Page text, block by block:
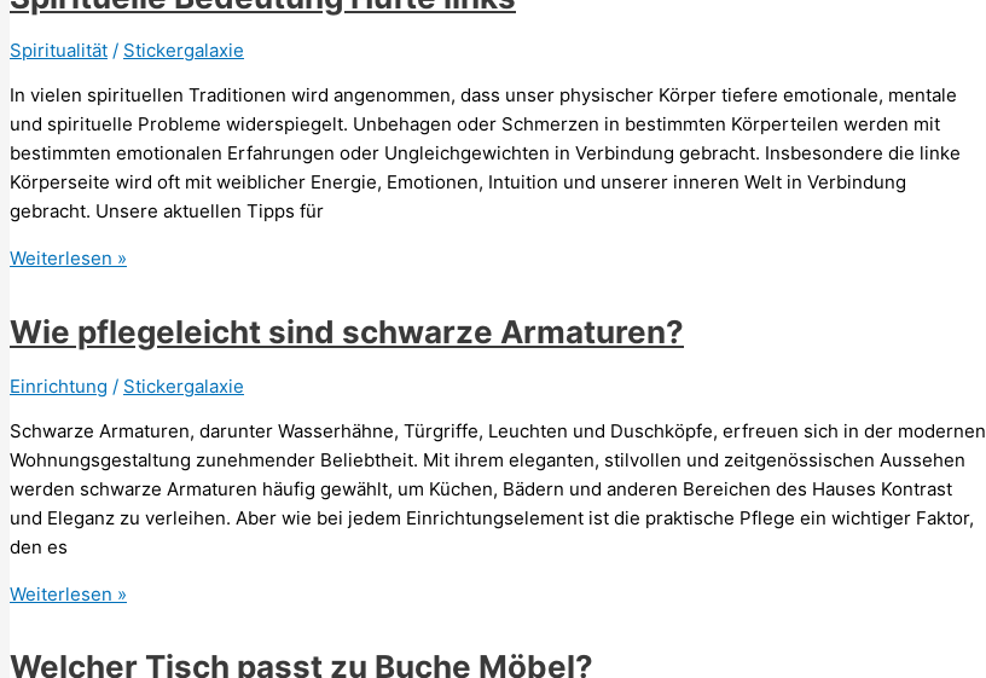
zu
Nussbaumtisch?
Spiritualität / Stickergalaxie
In vielen spirituellen Traditionen wird angenommen, dass unser physischer Körper tiefere emotionale, mentale
und spirituelle Probleme widerspiegelt. Unbehagen oder Schmerzen in bestimmten Körperteilen werden mit
bestimmten emotionalen Erfahrungen oder Ungleichgewichten in Verbindung gebracht. Insbesondere die linke
Körperseite wird oft mit weiblicher Energie, Emotionen, Intuition und unserer inneren Welt in Verbindung
gebracht. Unsere aktuellen Tipps für
Spirituelle
Hüfte
links
Weiterlesen »
Wie pflegeleicht sind schwarze Armaturen?
Einrichtung / Stickergalaxie
Schwarze Armaturen, darunter Wasserhähne, Türgriffe, Leuchten und Duschköpfe, erfreuen sich in der modernen
Wohnungsgestaltung zunehmender Beliebtheit. Mit ihrem eleganten, stilvollen und zeitgenössischen Aussehen
werden schwarze Armaturen häufig gewählt, um Küchen, Bädern und anderen Bereichen des Hauses Kontrast
und Eleganz zu verleihen. Aber wie bei jedem Einrichtungselement ist die praktische Pflege ein wichtiger Faktor,
den es
Wie
sind
Weiterlesen »
Welcher Tisch passt zu Buche Möbel?